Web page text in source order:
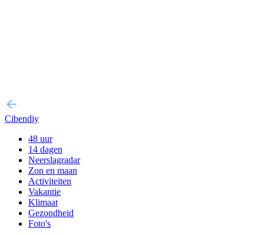
Cibendiy
48 uur
14 dagen
Neerslagradar
Zon en maan
Activiteiten
Vakantie
Klimaat
Gezondheid
Foto's